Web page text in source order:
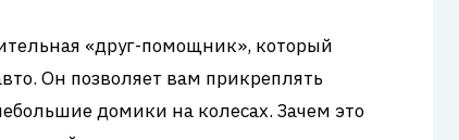
«друг-помощник», который
Он позволяет вам прикреплять
домики на колесах. Зачем это